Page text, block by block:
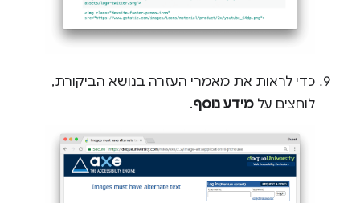
כדי לראות את מאמרי העזרה בנושא הביקורת,
לוחצים על מידע נוסף.